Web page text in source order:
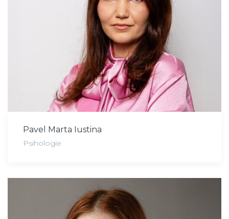
Pavel Marta Iustina
Psihologie